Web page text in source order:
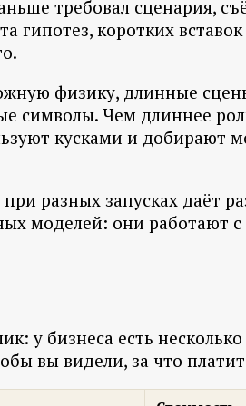
требовал сценария,
гипотез, коротких
физику, длинные
символы. Чем длиннее
кусками и
разных запусках даёт
моделей: они
у бизнеса есть
вы видели, за что